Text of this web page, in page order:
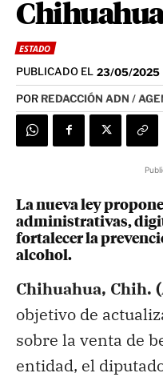
Chihuahua
ESTADO
PUBLICADO EL 23/05/2025
POR REDACCIÓN ADN /
La nueva ley
administrativas,
fortalecer la
alcohol.
Chihuahua, Chih.
objetivo de
sobre la venta de
entidad, el